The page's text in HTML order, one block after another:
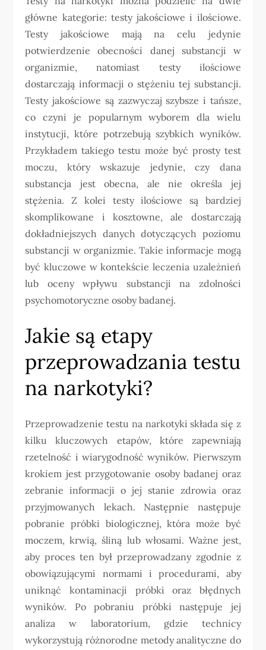
główne kategorie: testy jakościowe i ilościowe.
Testy jakościowe mają na celu jedynie
potwierdzenie obecności danej substancji w
organizmie, natomiast testy ilościowe
dostarczają informacji o stężeniu tej substancji.
Testy jakościowe są zazwyczaj szybsze i tańsze,
co czyni je popularnym wyborem dla wielu
instytucji, które potrzebują szybkich wyników.
Przykładem takiego testu może być prosty test
moczu, który wskazuje jedynie, czy dana
substancja jest obecna, ale nie określa jej
stężenia. Z kolei testy ilościowe są bardziej
skomplikowane i kosztowne, ale dostarczają
dokładniejszych danych dotyczących poziomu
substancji w organizmie. Takie informacje mogą
być kluczowe w kontekście leczenia uzależnień
lub oceny wpływu substancji na zdolności
psychomotoryczne osoby badanej.
Jakie są etapy
przeprowadzania testu
na narkotyki?
Przeprowadzenie testu na narkotyki składa się z
kilku kluczowych etapów, które zapewniają
rzetelność i wiarygodność wyników. Pierwszym
krokiem jest przygotowanie osoby badanej oraz
zebranie informacji o jej stanie zdrowia oraz
przyjmowanych lekach. Następnie następuje
pobranie próbki biologicznej, która może być
moczem, krwią, śliną lub włosami. Ważne jest,
aby proces ten był przeprowadzany zgodnie z
obowiązującymi normami i procedurami, aby
uniknąć kontaminacji próbki oraz błędnych
wyników. Po pobraniu próbki następuje jej
analiza w laboratorium, gdzie technicy
wykorzystują różnorodne metody analityczne do